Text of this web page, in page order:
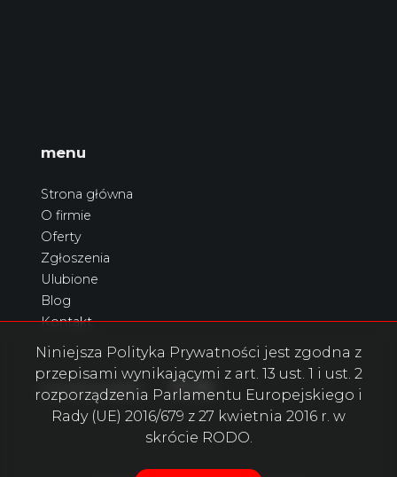
menu
Strona główna
O firmie
Oferty
Zgłoszenia
Ulubione
Blog
Kontakt
social.media Facebook
Facebook
Facebook
Niniejsza Polityka Prywatności jest zgodna z
przepisami wynikającymi z art. 13 ust. 1 i ust. 2
rozporządzenia Parlamentu Europejskiego i
Rady (UE) 2016/679 z 27 kwietnia 2016 r. w
skrócie RODO.